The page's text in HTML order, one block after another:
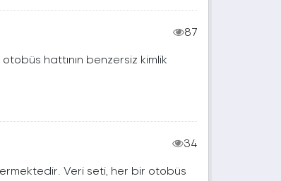
87
hattının benzersiz kimlik
34
Veri seti, her bir otobüs